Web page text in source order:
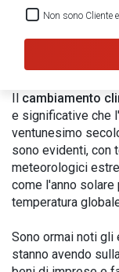
Non sono Cliente
Il cambiamento
e significative che
ventunesimo
sono evidenti, con
meteorologici
come l'anno
temperatura
Sono ormai noti
stanno avendo